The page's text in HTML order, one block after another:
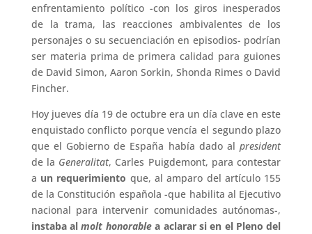
enfrentamiento político -con los giros inesperados
de la trama, las reacciones ambivalentes de los
personajes o su secuenciación en episodios- podrían
ser materia prima de primera calidad para guiones
de David Simon, Aaron Sorkin, Shonda Rimes o David
Fincher.
Hoy jueves día 19 de octubre era un día clave en este
enquistado conflicto porque vencía el segundo plazo
que el Gobierno de España había dado alpresident
de la Generalitat, Carles Puigdemont, para contestar
a un requerimiento que, al amparo del artículo 155
de la Constitución española -que habilita al Ejecutivo
nacional para intervenir comunidades autónomas-,
instaba almolt honorablea aclarar si en el Pleno del